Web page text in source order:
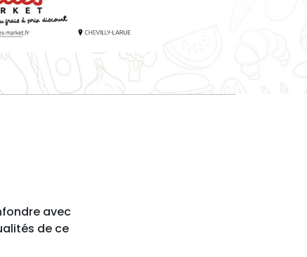
avec
de ce